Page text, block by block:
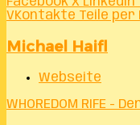
VKontakte Teile per
Michael Haifl
Webseite
WHOREDOM RIFE -